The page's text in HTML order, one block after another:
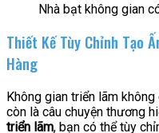
Nhà bạt không gian
Thiết Kế Tùy Chỉnh Tạo
Hàng
Không gian triển lãm
còn là câu chuyện thương
triển lãm, bạn có thể tùy